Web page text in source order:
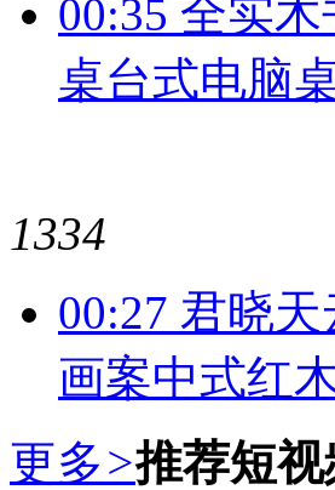
00:35 全实
桌台式电脑
1334
00:27 君晓
画案中式红
更多>推荐短视